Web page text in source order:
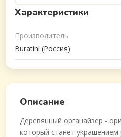
Характеристики
Производитель
Buratini (Россия)
Описание
Деревянный органайзер -
который станет украшением